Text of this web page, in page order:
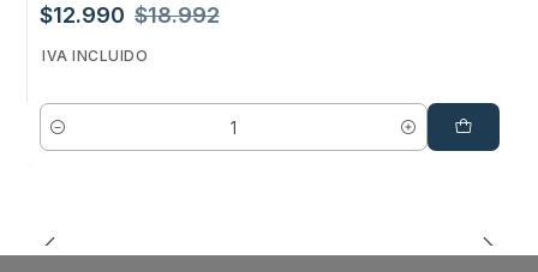
$12.990 $18.992
IVA INCLUIDO
Cantidad